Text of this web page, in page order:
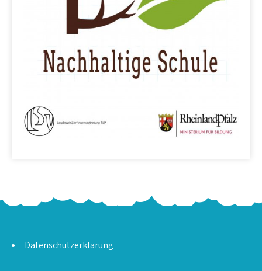
Datenschutzerklärung